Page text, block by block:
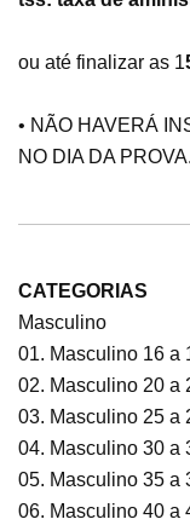
ou até finalizar as 1
• NÃO HAVERÁ
NO DIA DA PROVA.
CATEGORIAS
Masculino
01. Masculino 16 a
02. Masculino 20 a
03. Masculino 25 a
04. Masculino 30 a
05. Masculino 35 a
06. Masculino 40 a